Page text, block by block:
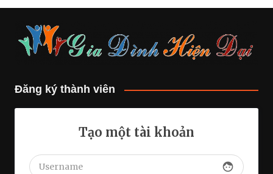
Đăng ký thành viên
Tạo một tài khoản
face